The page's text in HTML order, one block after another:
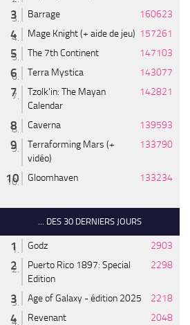
Barrage
160623
Mage Knight (+ aide de jeu) 157261
The 7th Continent
147103
Terra Mystica
143077
Tzolk'in: The Mayan
Calendar
142821
Caverna
139593
Terraforming Mars (+
vidéo)
133790
Gloomhaven 133234
... DES 30 DERNIERS JOURS
Godz
2903
Puerto Rico 1897: Special
Edition
2298
Age of Galaxy - édition 2025
2218
Revenant
2048